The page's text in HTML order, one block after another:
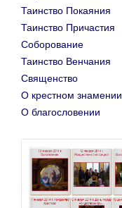
Таинство Покаяния
Таинство Причастия
Соборование
Таинство Венчания
Священство
О крестном знамении
O благословении